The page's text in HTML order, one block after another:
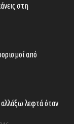
στη
από
αλλάξω λεφτά όταν